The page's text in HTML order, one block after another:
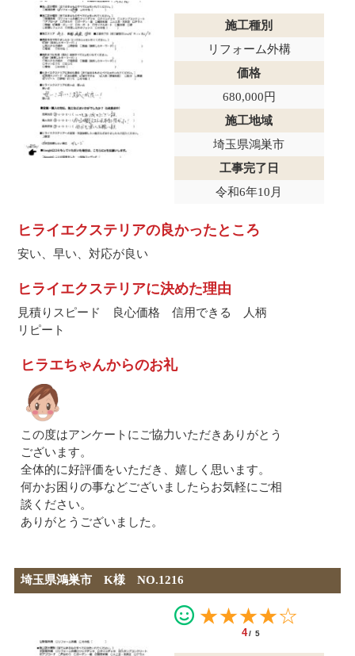
施工種別
リフォーム外構
価格
680,000円
施工地域
埼玉県鴻巣市
工事完了日
令和6年10月
ヒライエクステリアの良かったところ
安い、早い、対応が良い
ヒライエクステリアに決めた理由
見積りスピード 良心価格 信用できる 人柄
リピート
ヒラエちゃんからのお礼
この度はアンケートにご協力いただきありがとう
ございます。
全体的に好評価をいただき、嬉しく思います。
何かお困りの事などございましたらお気軽にご相
談ください。
ありがとうございました。
埼玉県鴻巣市 K様 NO.1216
★★★★☆
4/5